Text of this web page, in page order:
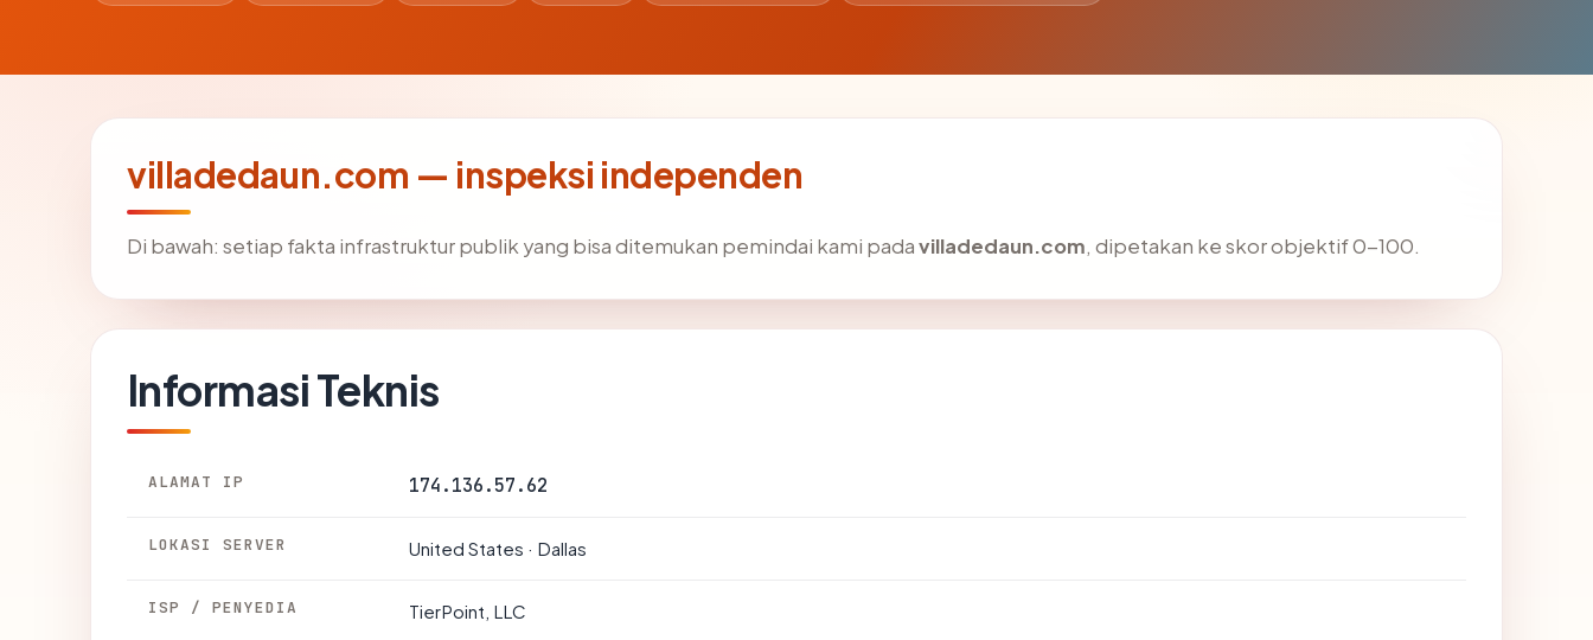
villadedaun.com — inspeksi independen
Di bawah: setiap fakta infrastruktur publik yang bisa ditemukan pemindai kami padavilladedaun.com, dipetakan ke skor objektif 0-100.
Informasi Teknis
ALAMAT IP 174.136.57.62
LOKASI SERVER United States · Dallas
ISP / PENYEDIA TierPoint, LLC